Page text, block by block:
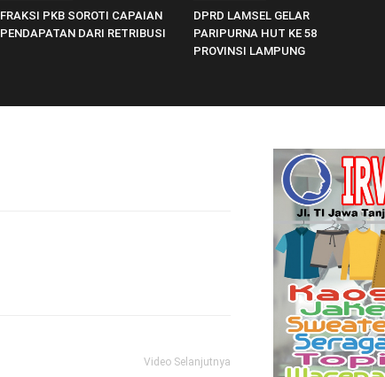
FRAKSI PKB SOROTI CAPAIAN
PENDAPATAN DARI RETRIBUSI
DPRD LAMSEL GELAR
PARIPURNA HUT KE 58
PROVINSI LAMPUNG
Video Selanjutnya